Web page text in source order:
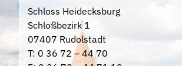
Schloss Heidecksburg
Schloßbezirk 1
07407 Rudolstadt
T: 0 36 72 – 44 70